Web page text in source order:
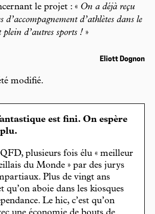
le projet : « On a déjà reçu
d’accompagnement d’athlètes dans le
plein d’autres sports ! »
Eliott Dognon
modifié.
est fini. On espère
plusieurs fois élu « meilleur
du Monde » par des jurys
Plus de vingt ans
qu’on aboie dans les kiosques
Le hic, c’est qu’on